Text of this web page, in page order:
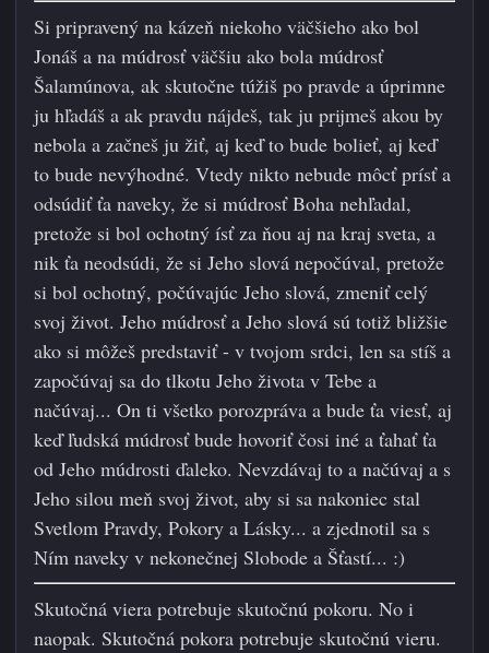
Si pripravený na kázeň niekoho väčšieho ako bol
Jonáš a na múdrosť väčšiu ako bola múdrosť
Šalamúnova, ak skutočne túžiš po pravde a úprimne
ju hľadáš a ak pravdu nájdeš, tak ju prijmeš akou by
nebola a začneš ju žiť, aj keď to bude bolieť, aj keď
to bude nevýhodné. Vtedy nikto nebude môcť prísť a
odsúdiť ťa naveky, že si múdrosť Boha nehľadal,
pretože si bol ochotný ísť za ňou aj na kraj sveta, a
nik ťa neodsúdi, že si Jeho slová nepočúval, pretože
si bol ochotný, počúvajúc Jeho slová, zmeniť celý
svoj život. Jeho múdrosť a Jeho slová sú totiž bližšie
ako si môžeš predstaviť - v tvojom srdci, len sa stíš a
započúvaj sa do tlkotu Jeho života v Tebe a
načúvaj... On ti všetko porozpráva a bude ťa viesť, aj
keď ľudská múdrosť bude hovoriť čosi iné a ťahať ťa
od Jeho múdrosti ďaleko. Nevzdávaj to a načúvaj a s
Jeho silou meň svoj život, aby si sa nakoniec stal
Svetlom Pravdy, Pokory a Lásky... a zjednotil sa s
Ním naveky v nekonečnej Slobode a Šťastí... :)
Skutočná viera potrebuje skutočnú pokoru. No i
naopak. Skutočná pokora potrebuje skutočnú vieru.